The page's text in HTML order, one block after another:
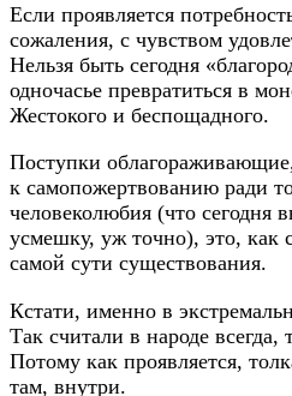
Если проявляется
сожаления, с чувством
Нельзя быть сегодня
одночасье превратиться в
Жестокого и беспощадного.
Поступки
к самопожертвованию ради
человеколюбия (что сегодня
усмешку, уж точно), это, как
самой сути существования.
Кстати, именно в
Так считали в народе всегда,
Потому как проявляется,
там, внутри.